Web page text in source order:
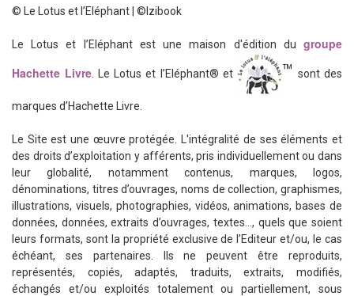
© Le Lotus et l’Eléphant | ©Izibook
Le Lotus et l’Eléphant est une maison d'édition du groupe
Hachette Livre . Le Lotus et l’Eléphant® et ™ sont des
marques d’Hachette Livre.
Le Site est une œuvre protégée. L'intégralité de ses éléments et
des droits d’exploitation y afférents, pris individuellement ou dans
leur globalité, notamment contenus, marques, logos,
dénominations, titres d’ouvrages, noms de collection, graphismes,
illustrations, visuels, photographies, vidéos, animations, bases de
données, données, extraits d’ouvrages, textes…, quels que soient
leurs formats, sont la propriété exclusive de l’Editeur et/ou, le cas
échéant, ses partenaires. Ils ne peuvent être reproduits,
représentés, copiés, adaptés, traduits, extraits, modifiés,
échangés et/ou exploités totalement ou partiellement, sous